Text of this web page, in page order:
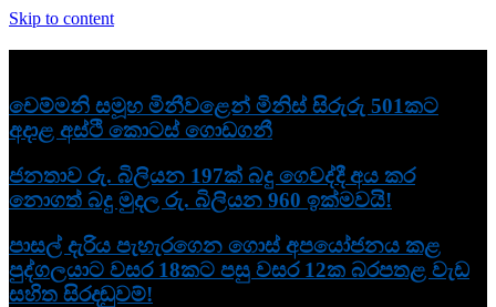
Skip to content
චෙම්මනි සමූහ මිනීවළෙන් මිනිස් සිරුරු 501කට
අදාළ අස්ථි කොටස් ගොඩගනී
ජනතාව රු. බිලියන 197ක් බදු ගෙවද්දී අය කර
නොගත් බදු මුදල රු. බිලියන 960 ඉක්මවයි!
පාසල් දැරිය පැහැරගෙන ගොස් අපයෝජනය කළ
පුද්ගලයාට වසර 18කට පසු වසර 12ක බරපතළ වැඩ
සහිත සිරදඬුවම්!